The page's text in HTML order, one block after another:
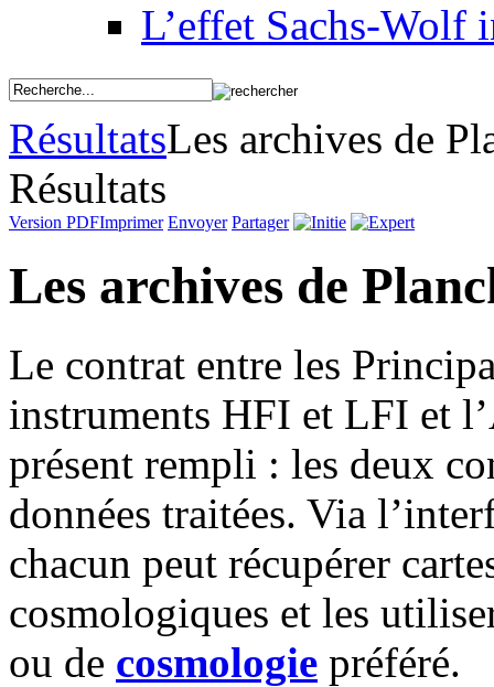
L’effet Sachs-Wolf
RésultatsLes archives de
Résultats
Version PDFImprimer Envoyer Partager
Les archives de
Le contrat entre les
instruments HFI et LFI et
présent rempli : les deux
données traitées. Via
chacun peut récupérer
cosmologiques et les
ou de cosmologie préféré.